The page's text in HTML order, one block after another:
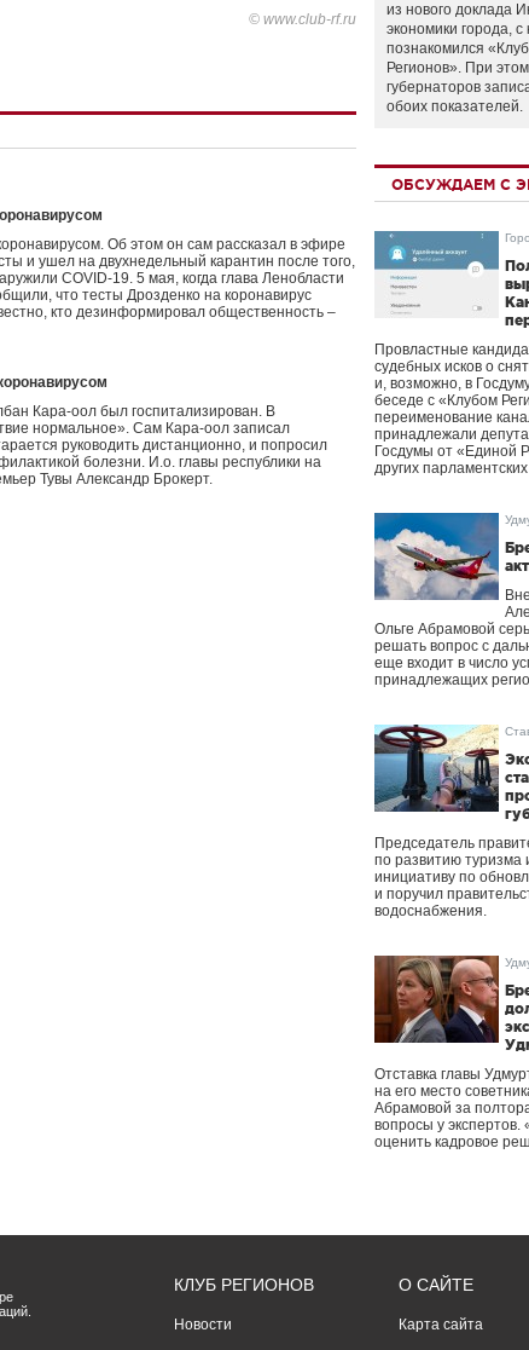
© www.club-rf.ru
Об этом он сам рассказал в эфире
и ушел на двухнедельный карантин после того,
COVID-19. 5 мая, когда глава Ленобласти
что тесты Дрозденко на коронавирус
кто дезинформировал общественность –
Кара-оол был госпитализирован. В
нормальное». Сам Кара-оол записал
руководить дистанционно, и попросил
болезни. И.о. главы республики на
Тувы Александр Брокерт.
из нового доклада
экономики города,
познакомился «Клуб
Регионов». При этом
губернаторов
обоих показателей.
ОБСУЖДАЕМ С
Провластные
судебных исков о
и, возможно, в
беседе с «Клубом
переименование
принадлежали
Госдумы от «Единой
других
Ольге Абрамовой
решать вопрос с
еще входит в число
принадлежащих
Председатель
по развитию туризма
инициативу по
и поручил
водоснабжения.
Отставка главы
на его место
Абрамовой за
вопросы у экспертов.
оценить кадровое
КЛУБ РЕГИОНОВ
Новости
О САЙТЕ
Карта сайта